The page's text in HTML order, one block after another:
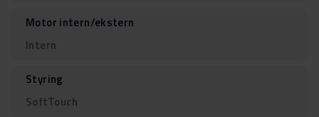
Motor intern/ekstern
Intern
Styring
SoftTouch